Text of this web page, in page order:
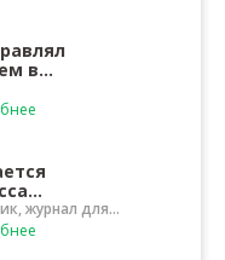
в
3"?
журнал для